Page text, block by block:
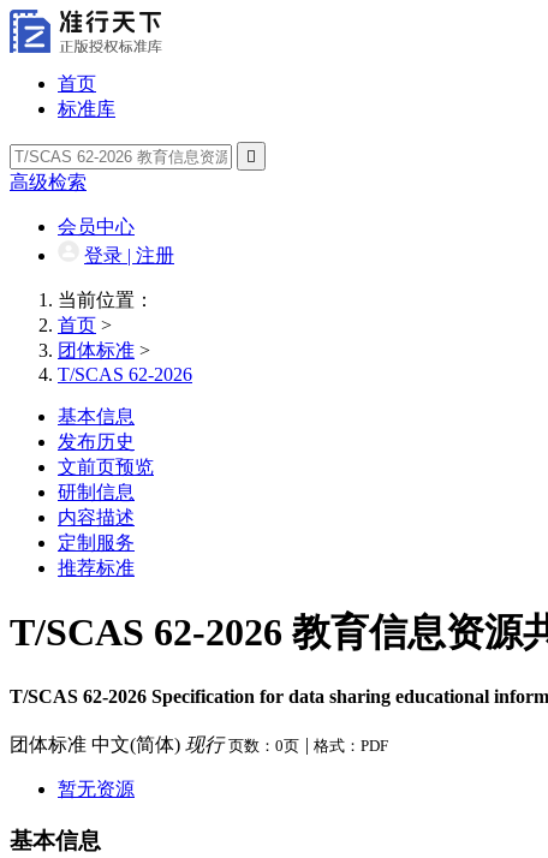
首页
标准库

高级检索
会员中心
登录 | 注册
当前位置：
首页 >
团体标准 >
T/SCAS 62-2026
基本信息
发布历史
文前页预览
研制信息
内容描述
定制服务
推荐标准
T/SCAS 62-2026 教育信息资源
T/SCAS 62-2026 Specification for data sharing educational
团体标准 中文(简体) 现行 页数：0页 | 格式：PDF
暂无资源
基本信息